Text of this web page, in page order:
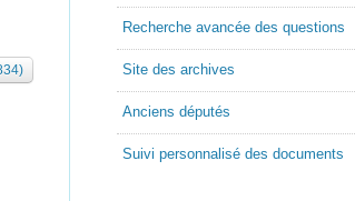
Recherche avancée des questions
Site des archives
Anciens députés
Suivi personnalisé des documents